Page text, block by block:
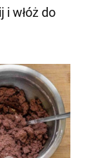
i włóż do